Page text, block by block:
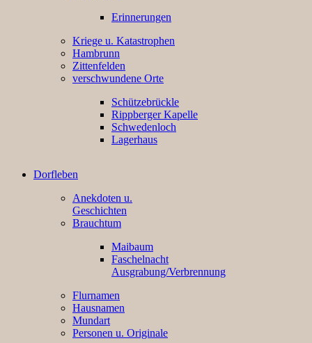
Erinnerungen
Kriege u. Katastrophen
Hambrunn
Zittenfelden
verschwundene Orte
Schützebrückle
Rippberger Kapelle
Schwedenloch
Lagerhaus
Dorfleben
Anekdoten u.
Geschichten
Brauchtum
Maibaum
Faschelnacht
Ausgrabung/Verbrennung
Flurnamen
Hausnamen
Mundart
Personen u. Originale